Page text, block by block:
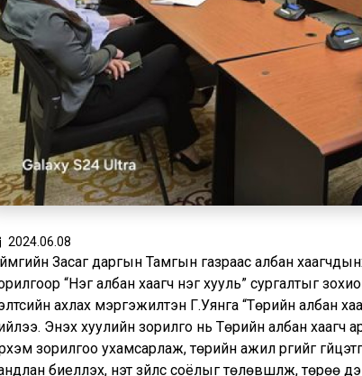
2024.06.08
Засаг даргын Тамгын газраас албан
“Нэг албан хаагч нэг хууль” сургалтыг
ахлах мэргэжилтэн Г.Уянга “Төрийн албан
Энэхүү хуулийн зорилго нь Төрийн албан хаагч
зорилгоо ухамсарлаж, төрийн ажил үүргийг
биелүүлэх, үнэт зүйлс соёлыг төлөвшүүлж, төрөө